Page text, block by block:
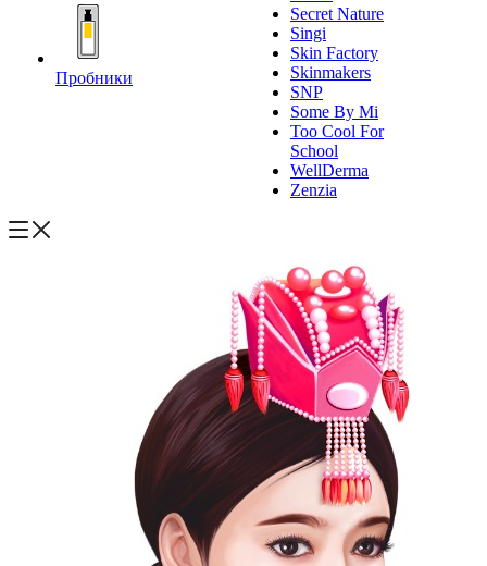
Пробники
Secret Nature
Singi
Skin Factory
Skinmakers
SNP
Some By Mi
Too Cool For
School
WellDerma
Zenzia